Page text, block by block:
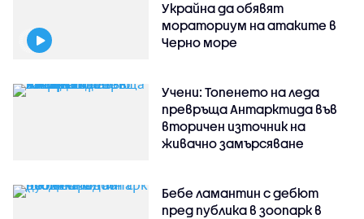
Украйна да обявят
мораториум на атаките в
Черно море
Учени: Топенето на леда
превръща Антарктида във
вторичен източник на
живачно замърсяване
Бебе ламантин с дебют
пред публика в зоопарк в